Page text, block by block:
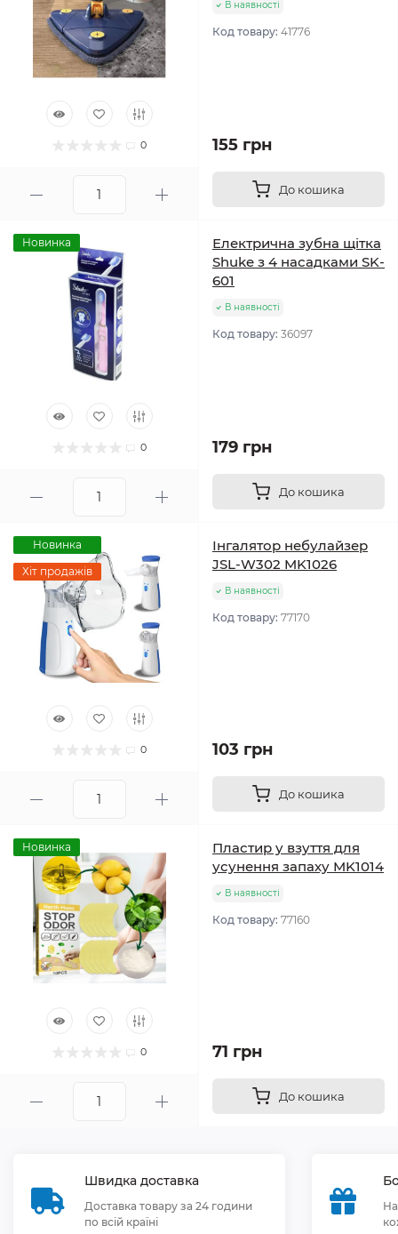
0
В наявності
Код товару: 41776
155 грн
До кошика
Новинка
0
Електрична зубна щітка
Shuke з 4 насадками SK-
601
В наявності
Код товару: 36097
179 грн
До кошика
Новинка
Хіт продажів
0
Інгалятор небулайзер
JSL-W302 MK1026
В наявності
Код товару: 77170
103 грн
До кошика
Новинка
0
Пластир у взуття для
усунення запаху MK1014
В наявності
Код товару: 77160
71 грн
До кошика
Швидка доставка
Доставка товару за 24 години
по всій країні